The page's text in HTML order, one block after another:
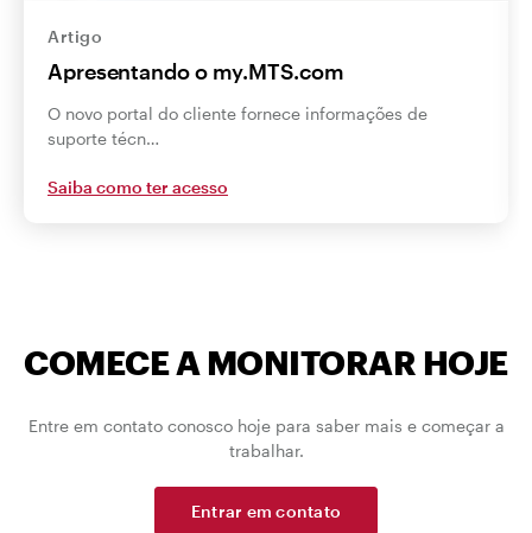
Artigo
Apresentando o my.MTS.com
O novo portal do cliente fornece informações de
suporte técn…
Saiba como ter acesso
COMECE A MONITORAR HOJE
Entre em contato conosco hoje para saber mais e começar a
trabalhar.
Entrar em contato